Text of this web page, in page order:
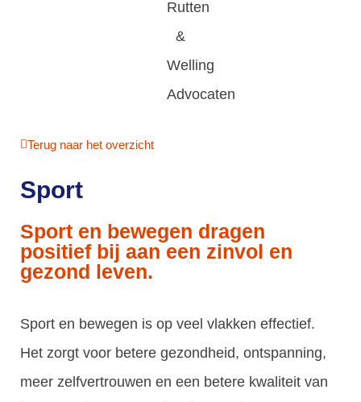
Terug naar het overzicht
Sport
Sport en bewegen dragen
positief bij aan een zinvol en
gezond leven.
Sport en bewegen is op veel vlakken effectief.
Het zorgt voor betere gezondheid, ontspanning,
meer zelfvertrouwen en een betere kwaliteit van